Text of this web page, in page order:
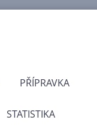
PŘÍPRAVKA
STATISTIKA